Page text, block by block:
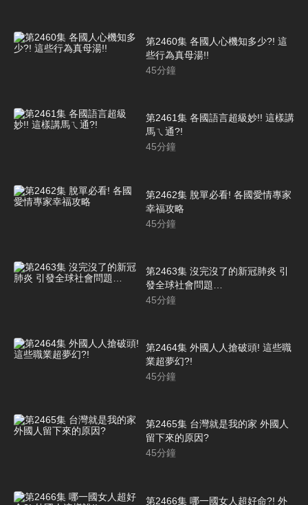
第2460集 各國人心機知多少?! 這
些行為真母湯!!
45分鐘
第2461集 各國語言超級妙!! 這樣講
馬ㄟ通?!
45分鐘
第2462集 脫單必看! 各國愛情專家
幸福攻略
45分鐘
第2463集 沒完沒了的新冠肺炎 引
發全球社會問題…
45分鐘
第2464集 外國人人搶破頭! 這些職
業超夢幻?!
45分鐘
第2465集 台灣就是我的家 外國人
留下來的原因?
45分鐘
第2466集 哪一國女人超好命?! 外